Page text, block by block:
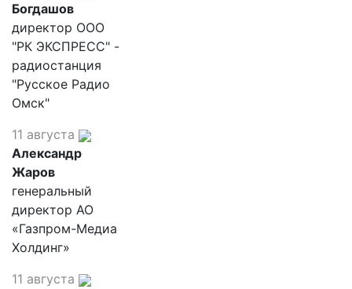
Богдашов
директор ООО
"РК ЭКСПРЕСС" -
радиостанция
"Русское Радио
Омск"
11 августа
Александр
Жаров
генеральный
директор АО
«Газпром-Медиа
Холдинг»
11 августа